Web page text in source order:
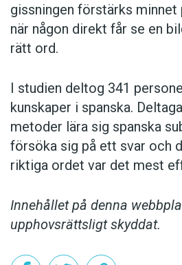
gissningen förstärks minnet
när någon direkt får se en
rätt ord.
I studien deltog 341
kunskaper i spanska.
metoder lära sig spanska
försöka sig på ett svar och
riktiga ordet var det mest
Innehållet på denna
upphovsrättsligt skyddat.